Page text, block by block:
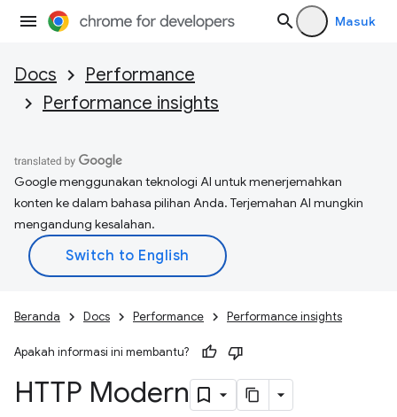
Masuk
Docs
Performance
Performance insights
Google menggunakan teknologi AI untuk menerjemahkan
konten ke dalam bahasa pilihan Anda. Terjemahan AI mungkin
mengandung kesalahan.
Beranda Docs Performance Performance insights
Apakah informasi ini membantu?
HTTP Modern